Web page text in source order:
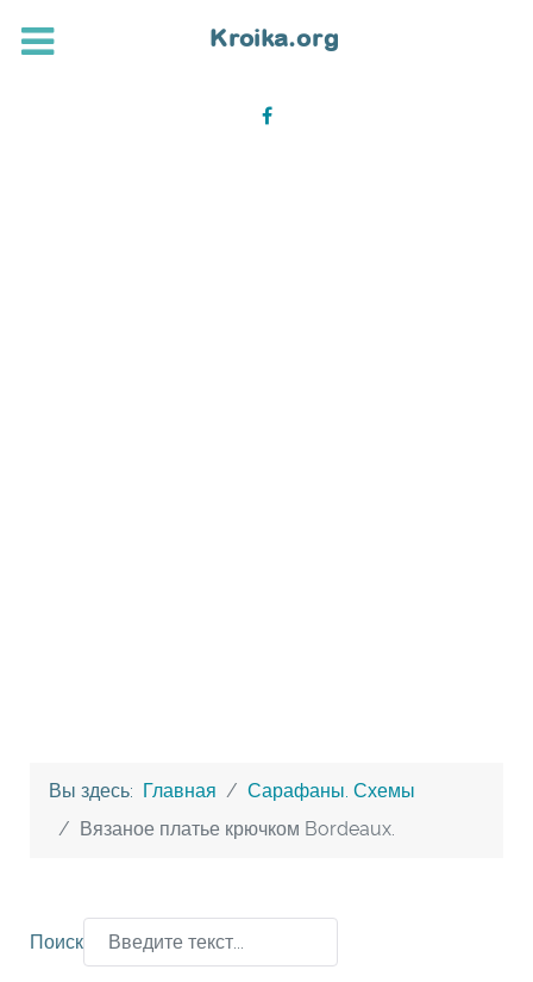
Вы здесь: Главная
Сарафаны. Схемы
Вязаное платье крючком Bordeaux.
Поиск